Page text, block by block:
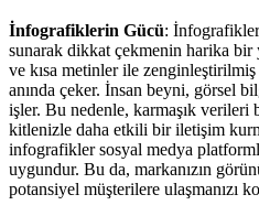
İnfografiklerin Gücü:
sunarak dikkat çekmenin harika
ve kısa metinler ile
anında çeker. İnsan beyni, görsel
işler. Bu nedenle, karmaşık verileri
kitlenizle daha etkili bir iletişim
infografikler sosyal medya
uygundur. Bu da, markanızın
potansiyel müşterilere ulaşmanızı